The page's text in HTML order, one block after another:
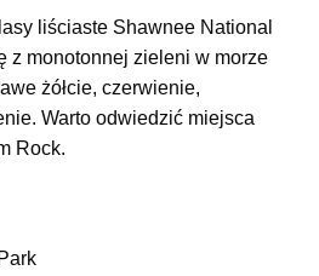
liściaste Shawnee National
z monotonnej zieleni w morze
żółcie, czerwienie,
Warto odwiedzić miejsca
Rock.